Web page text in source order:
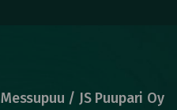
Messupuu / JS Puupari Oy